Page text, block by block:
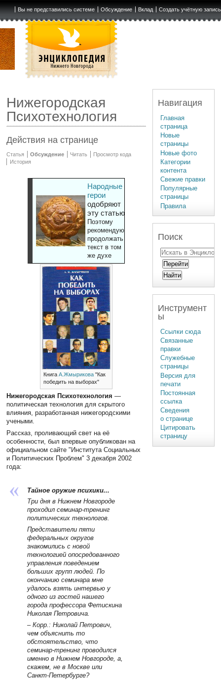
Вы не представились системе Обсуждение Вклад Создать учётную запись
Нижегородская
Психотехнология
Действия на странице
Статья Обсуждение Читать
Просмотр кода
История
Народные
герои
одобряют
эту статью
Поэтому
рекомендуют
продолжать
текст в том
же духе
КнигаА.Жмырикова "Как
победить на выборах"
Нижегородская Психотехнология —
политическая технология для скрытого
влияния, разработанная нижегородскими
учеными.
Рассказ, проливающий свет на её
особенности, был впервые опубликован на
официальном сайте "Института Социальных
и Политических Проблем" 3 декабря 2002
года:
Тайное оружие психики...
Три дня в Нижнем Новгороде
проходил семинар-тренинг
политических технологов.
Представители пяти
федеральных округов
знакомились с новой
технологией опосредованного
управления поведением
больших групп людей. По
окончанию семинара мне
удалось взять интервью у
одного из гостей нашего
города профессора Фетискина
Николая Петровича.
– Корр.: Николай Петрович,
чем объяснить то
обстоятельство, что
семинар-тренинг проводился
именно в Нижнем Новгороде, а,
скажем, не в Москве или
Санкт-Петербурге?
Навигация
Главная
страница
Новые
страницы
Новые фото
Категории
контента
Свежие правки
Популярные
страницы
Правила
Поиск
Инструмент
ы
Ссылки сюда
Связанные
правки
Служебные
страницы
Версия для
печати
Постоянная
ссылка
Сведения
о странице
Цитировать
страницу